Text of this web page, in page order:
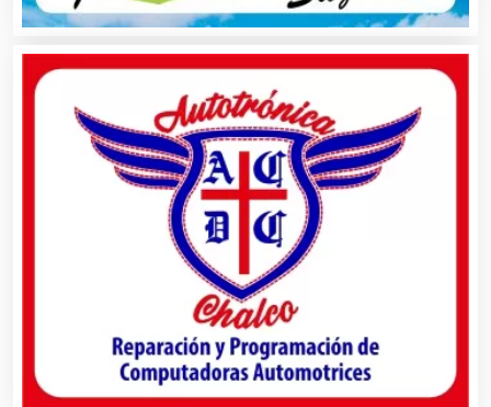
Ambulancias
Análisis Clínicos
Análisis de Aguas
Animadores de Eventos
Aparatos y Equipos Eléctricos